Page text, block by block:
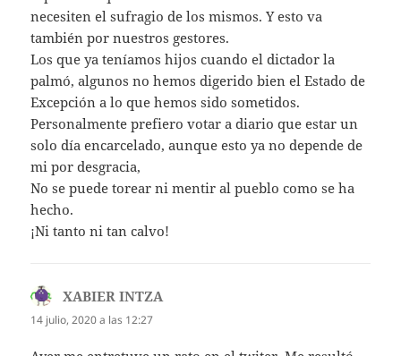
necesiten el sufragio de los mismos. Y esto va
también por nuestros gestores.
Los que ya teníamos hijos cuando el dictador la
palmó, algunos no hemos digerido bien el Estado de
Excepción a lo que hemos sido sometidos.
Personalmente prefiero votar a diario que estar un
solo día encarcelado, aunque esto ya no depende de
mi por desgracia,
No se puede torear ni mentir al pueblo como se ha
hecho.
¡Ni tanto ni tan calvo!
XABIER INTZA
14 julio, 2020 a las 12:27